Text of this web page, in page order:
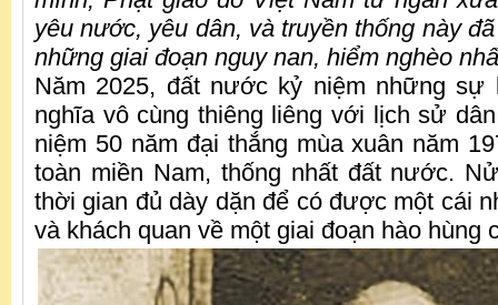
yêu nước, yêu dân, và truyền thống này
những giai đoạn nguy nan, hiểm nghèo
Năm 2025, đất nước kỷ niệm những sự
nghĩa vô cùng thiêng liêng với lịch sử
niệm 50 năm đại thắng mùa xuân năm
toàn miền Nam, thống nhất đất nước.
thời gian đủ dày dặn để có được một cái
và khách quan về một giai đoạn hào hùng